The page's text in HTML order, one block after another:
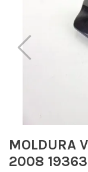
MOLDURA
2008